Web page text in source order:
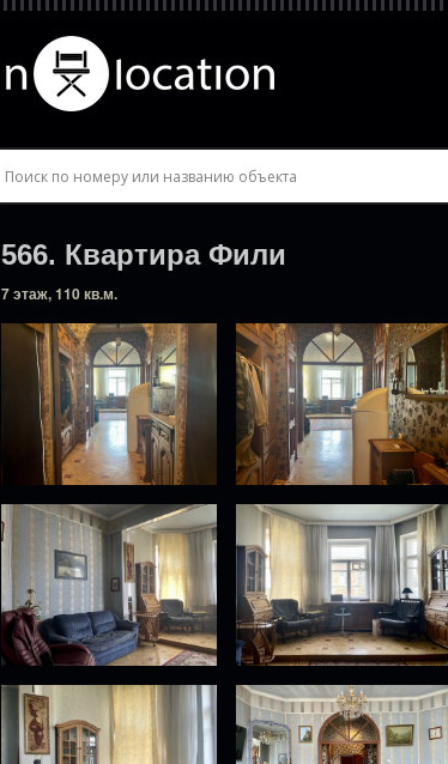
566. Квартира Фили
7 этаж, 110 кв.м.